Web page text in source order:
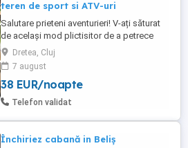
teren de sport si ATV-uri
Salutare prieteni aventurieri! V-ați săturat
de același mod plictisitor de a petrece
timpul liber? Veniți să petreceți niște
momente de neuitat la Pensiunea Solo din
localitatea Dretea, județul Cluj. Împreună
cu noi, veți fi răsfățați cu cele mai
frumoase priveliști și cele mai intense
Dretea, Cluj
7 august
38 EUR/noapte
Telefon validat
Închiriez cabană in Beliș